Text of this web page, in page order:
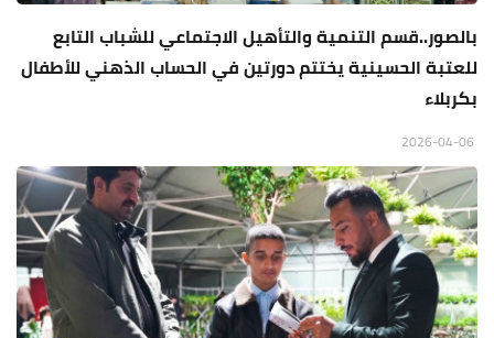
بالصور..قسم التنمية والتأهيل الاجتماعي للشباب التابع
للعتبة الحسينية يختتم دورتين في الحساب الذهني للأطفال
بكربلاء